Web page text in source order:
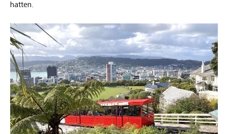
hatten.